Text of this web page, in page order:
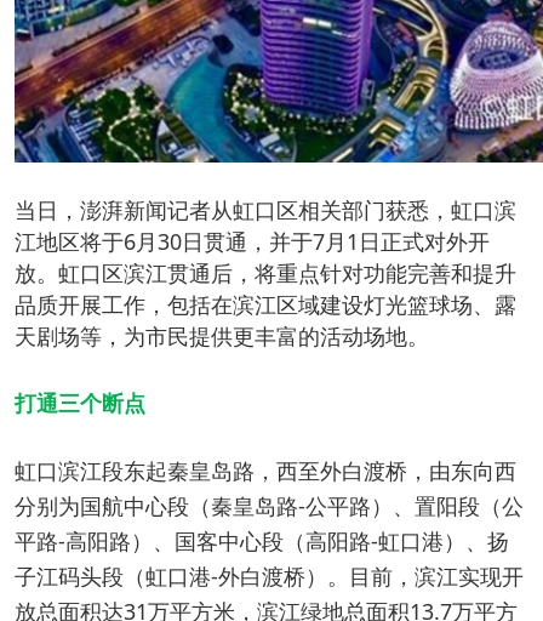
当日，澎湃新闻记者从虹口区相关部门获悉，虹口滨
江地区将于6月30日贯通，并于7月1日正式对外开
放。虹口区滨江贯通后，将重点针对功能完善和提升
品质开展工作，包括在滨江区域建设灯光篮球场、露
天剧场等，为市民提供更丰富的活动场地。
打通三个断点
虹口滨江段东起秦皇岛路，西至外白渡桥，由东向西
分别为国航中心段（秦皇岛路-公平路）、置阳段（公
平路-高阳路）、国客中心段（高阳路-虹口港）、扬
子江码头段（虹口港-外白渡桥）。目前，滨江实现开
放总面积达31万平方米，滨江绿地总面积13.7万平方